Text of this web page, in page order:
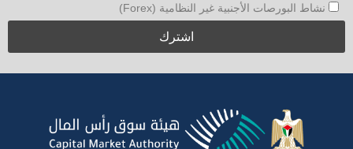
نشاط البورصات الأجنبية غير النظامية (Forex)